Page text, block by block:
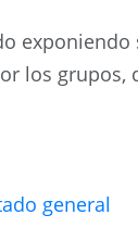
los grupos,
general